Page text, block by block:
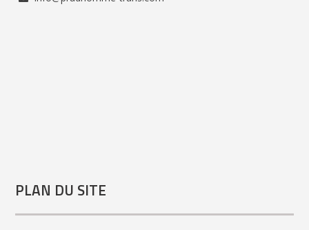
PLAN DU SITE